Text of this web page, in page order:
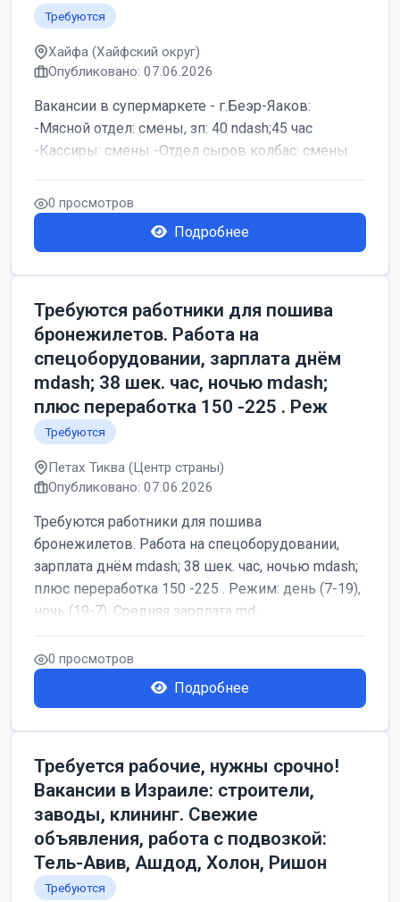
Требуются
Хайфа (Хайфский округ)
Опубликовано: 07.06.2026
Вакансии в супермаркете - г.Беэр-Яаков:
-Мясной отдел: смены, зп: 40 ndash;45 час
-Кассиры: смены -Отдел сыров колбас: смены
0 просмотров
Подробнее
Требуются работники для пошива
бронежилетов. Работа на
спецоборудовании, зарплата днём
mdash; 38 шек. час, ночью mdash;
плюс переработка 150 -225 . Реж
Требуются
Петах Тиква (Центр страны)
Опубликовано: 07.06.2026
Требуются работники для пошива
бронежилетов. Работа на спецоборудовании,
зарплата днём mdash; 38 шек. час, ночью mdash;
плюс переработка 150 -225 . Режим: день (7-19),
ночь (19-7). Средняя зарплата md...
0 просмотров
Подробнее
Требуется рабочие, нужны срочно!
Вакансии в Израиле: строители,
заводы, клининг. Свежие
объявления, работа с подвозкой:
Тель-Авив, Ашдод, Холон, Ришон
Требуются